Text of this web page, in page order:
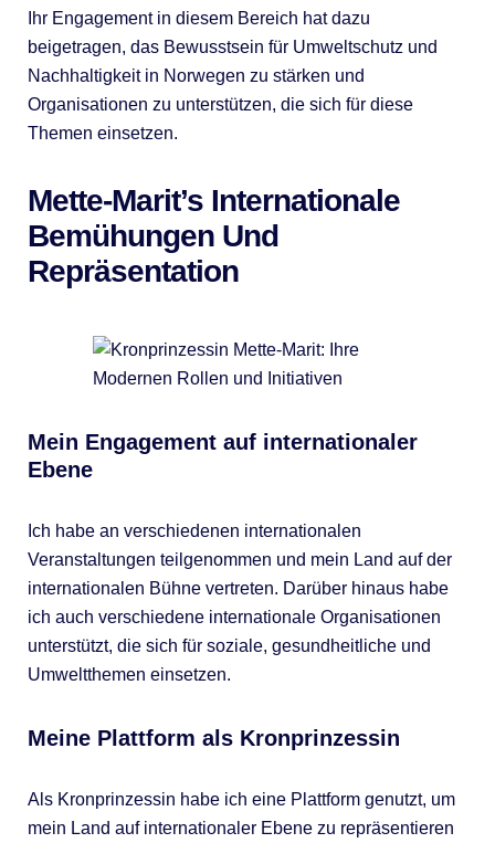
Ihr Engagement in diesem Bereich hat dazu
beigetragen, das Bewusstsein für Umweltschutz und
Nachhaltigkeit in Norwegen zu stärken und
Organisationen zu unterstützen, die sich für diese
Themen einsetzen.
Mette-Marit’s Internationale
Bemühungen Und
Repräsentation
Mein Engagement auf internationaler
Ebene
Ich habe an verschiedenen internationalen
Veranstaltungen teilgenommen und mein Land auf der
internationalen Bühne vertreten. Darüber hinaus habe
ich auch verschiedene internationale Organisationen
unterstützt, die sich für soziale, gesundheitliche und
Umweltthemen einsetzen.
Meine Plattform als Kronprinzessin
Als Kronprinzessin habe ich eine Plattform genutzt, um
mein Land auf internationaler Ebene zu repräsentieren